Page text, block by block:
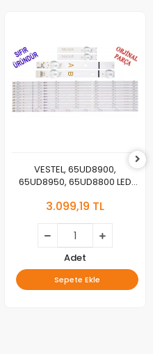
VESTEL, 65UD8900,
65UD8950, 65UD8800 LED
BAR , TELEFUNKEN 65TU7040
TYPE REV02 , VESTEL 650LED
B-TYPE , JL.D65071330-
078AS-M_V02 ,
VES650QNTL-2D-U11,
VES615QNTS-2D-U11 LED BAR
3.099,19 TL
Adet
Sepete Ekle